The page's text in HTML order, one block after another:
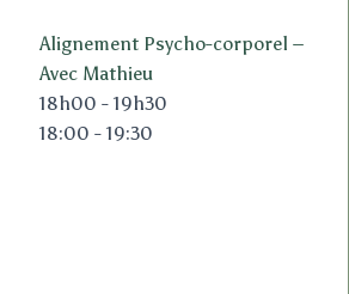
Alignement Psycho-corporel –
Avec Mathieu
18h00 - 19h30
18:00 - 19:30